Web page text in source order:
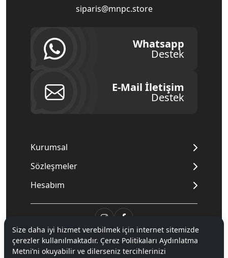
siparis@mnpc.store
Whatsapp
Destek
E-Mail İletişim
Destek
Kurumsal
Sözleşmeler
Hesabım
© 2020Mnpc. Tüm hakları saklıdır.
Size daha iyi hizmet verebilmek için internet sitemizde
çerezler kullanılmaktadır. Çerez Politikaları Aydınlatma
Metni’ni okuyabilir ve dilerseniz tercihlerinizi